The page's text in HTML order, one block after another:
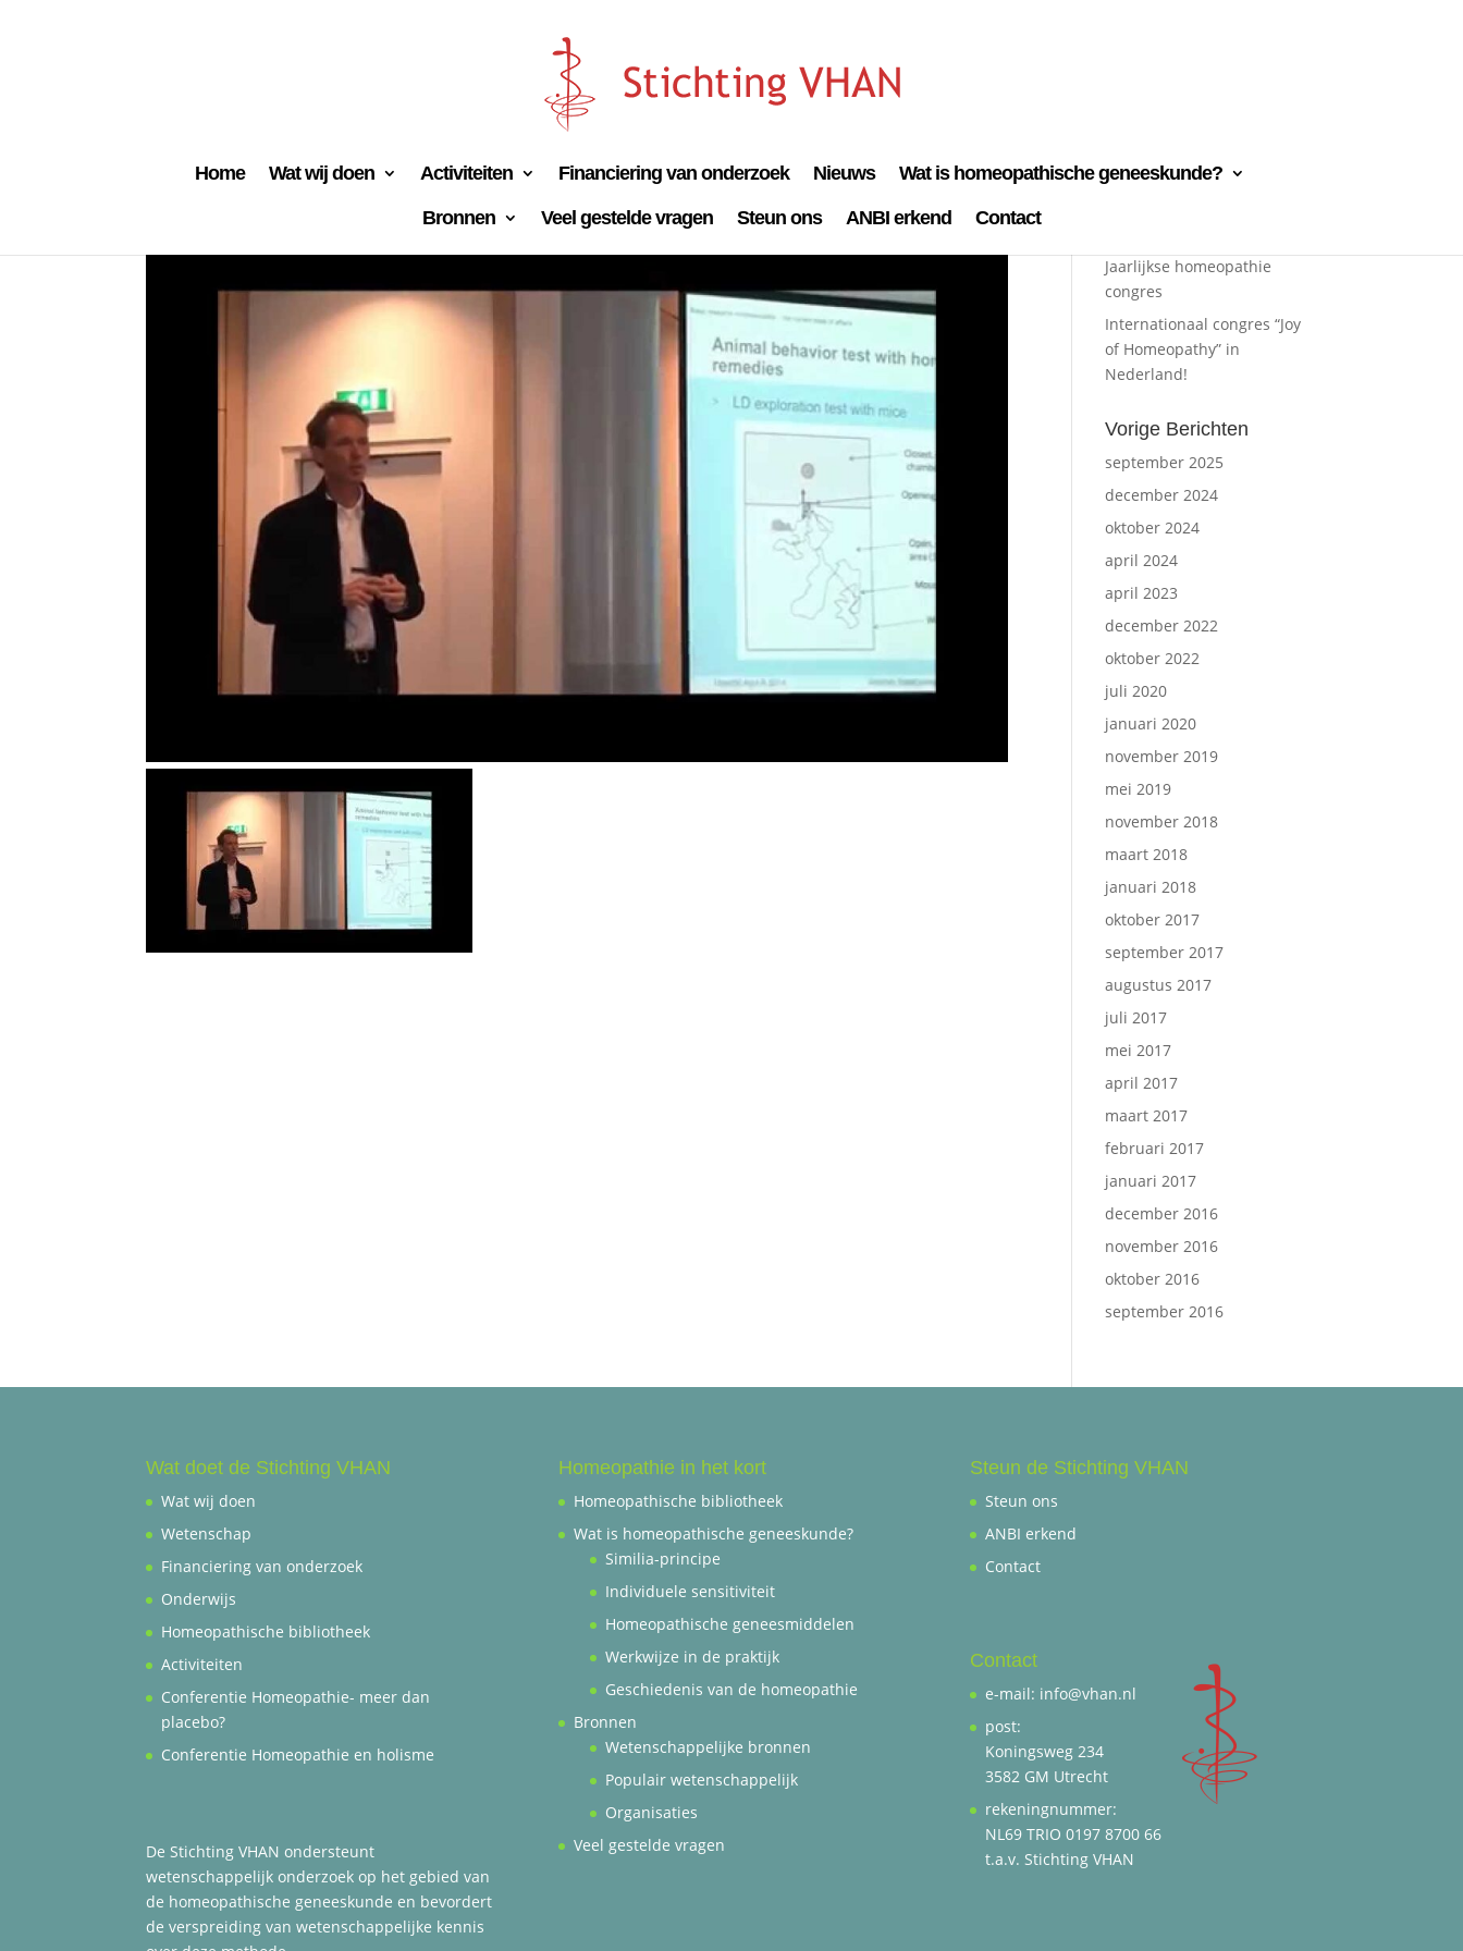
Home Wat wij doen Activiteiten Financiering van onderzoek Nieuws Wat is homeopathische geneeskunde?
Bronnen Veel gestelde vragen Steun ons ANBI erkend Contact
Jaarlijkse homeopathie
congres
Internationaal congres “Joy
of Homeopathy” in
Nederland!
Vorige Berichten
september 2025
december 2024
oktober 2024
april 2024
april 2023
december 2022
oktober 2022
juli 2020
januari 2020
november 2019
mei 2019
november 2018
maart 2018
januari 2018
oktober 2017
september 2017
augustus 2017
juli 2017
mei 2017
april 2017
maart 2017
februari 2017
januari 2017
december 2016
november 2016
oktober 2016
september 2016
Wat doet de Stichting VHAN
Wat wij doen
Wetenschap
Financiering van onderzoek
Onderwijs
Homeopathische bibliotheek
Activiteiten
Conferentie Homeopathie- meer dan
placebo?
Conferentie Homeopathie en holisme
De Stichting VHAN ondersteunt
wetenschappelijk onderzoek op het gebied van
de homeopathische geneeskunde en bevordert
de verspreiding van wetenschappelijke kennis
Homeopathie in het kort
Homeopathische bibliotheek
Wat is homeopathische geneeskunde?
Similia-principe
Individuele sensitiviteit
Homeopathische geneesmiddelen
Werkwijze in de praktijk
Geschiedenis van de homeopathie
Bronnen
Wetenschappelijke bronnen
Populair wetenschappelijk
Organisaties
Veel gestelde vragen
Steun de Stichting VHAN
Steun ons
ANBI erkend
Contact
Contact
e-mail: info@vhan.nl
post:
Koningsweg 234
3582 GM Utrecht
rekeningnummer:
NL69 TRIO 0197 8700 66
t.a.v. Stichting VHAN